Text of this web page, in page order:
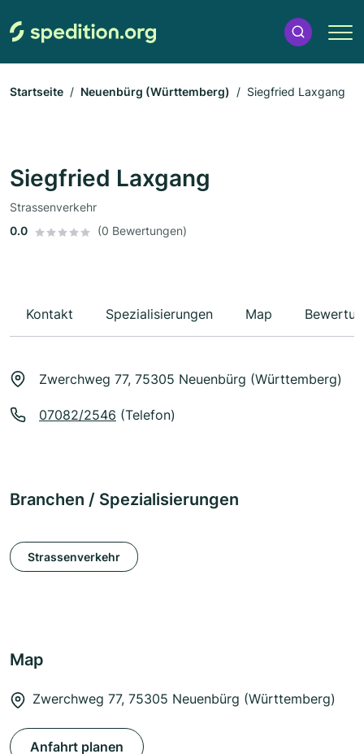
Startseite Neuenbürg (Württemberg) Siegfried Laxgang
Siegfried Laxgang
Strassenverkehr
0.0
(0 Bewertungen)
Kontakt Spezialisierungen Map
Zwerchweg 77, 75305 Neuenbürg (Württemberg)
07082/2546 (Telefon)
Branchen / Spezialisierungen
Strassenverkehr
Map
Zwerchweg 77, 75305 Neuenbürg (Württemberg)
Anfahrt planen